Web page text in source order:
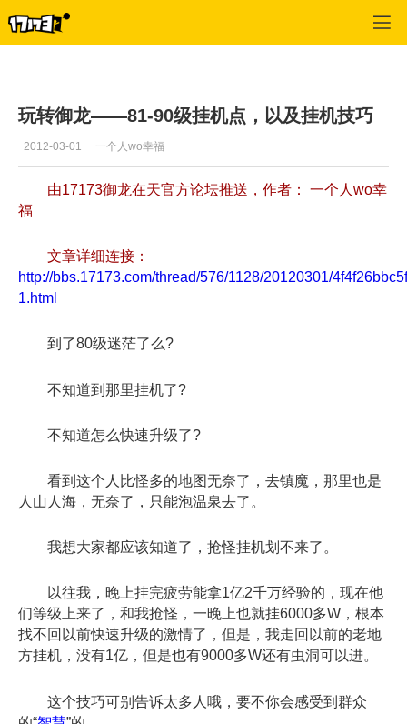
玩转御龙——81-90级挂机点，以及挂机技巧
2012-03-01 一个人wo幸福
由17173御龙在天官方论坛推送，作者： 一个人wo幸
福
文章详细连接：
http://bbs.17173.com/thread/576/1128/20120301/
1.html
到了80级迷茫了么?
不知道到那里挂机了?
不知道怎么快速升级了?
看到这个人比怪多的地图无奈了，去镇魔，那里也是
人山人海，无奈了，只能泡温泉去了。
我想大家都应该知道了，抢怪挂机划不来了。
以往我，晚上挂完疲劳能拿1亿2千万经验的，现在他
们等级上来了，和我抢怪，一晚上也就挂6000多W，根本
找不回以前快速升级的激情了，但是，我走回以前的老地
方挂机，没有1亿，但是也有9000多W还有虫洞可以进。
这个技巧可别告诉太多人哦，要不你会感受到群众